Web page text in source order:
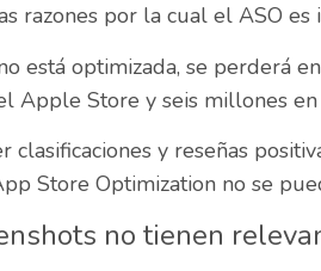
razones por la cual el ASO es
está optimizada, se perderá
Apple Store y seis millones
clasificaciones y reseñas
Store Optimization no se
no tienen